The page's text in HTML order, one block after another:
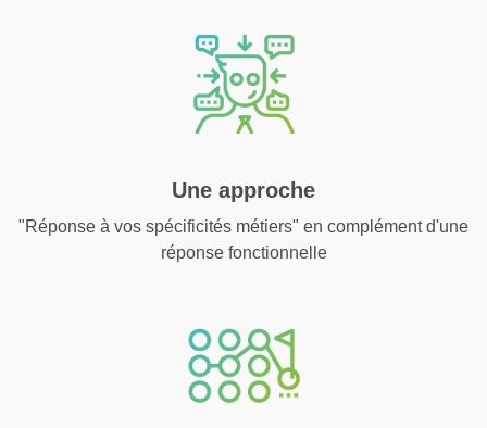
Une approche
"Réponse à vos spécificités métiers" en complément d'une
réponse fonctionnelle